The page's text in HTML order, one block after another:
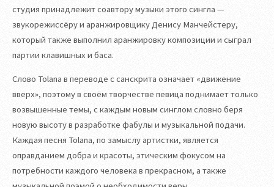
студия принадлежит соавтору музыки этого сингла —
звукорежиссёру и аранжировщику Денису Манчейстеру,
который также выполнил аранжировку композиции и сыграл
партии клавишных и баса.
Слово Tolana в переводе с санскрита означает «движение
вверх», поэтому в своём творчестве певица поднимает только
возвышенные темы, с каждым новым синглом словно беря
новую высоту в разработке фабулы и музыкальной подачи.
Каждая песня Tolana, по замыслу артистки, является
оправданием добра и красоты, этическим фокусом на
потребности каждого человека в прекрасном, а также